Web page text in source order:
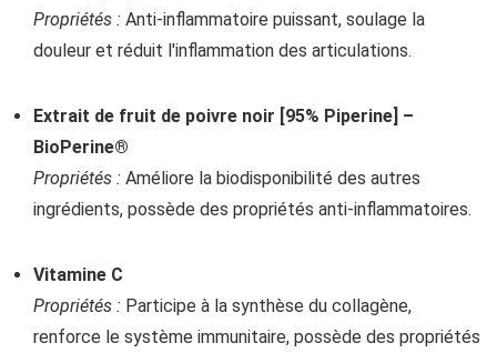
Propriétés : Anti-inflammatoire puissant, soulage la
douleur et réduit l'inflammation des articulations.
Extrait de fruit de poivre noir [95% Piperine] –
BioPerine®
Propriétés : Améliore la biodisponibilité des autres
ingrédients, possède des propriétés anti-inflammatoires.
Vitamine C
Propriétés : Participe à la synthèse du collagène,
renforce le système immunitaire, possède des propriétés